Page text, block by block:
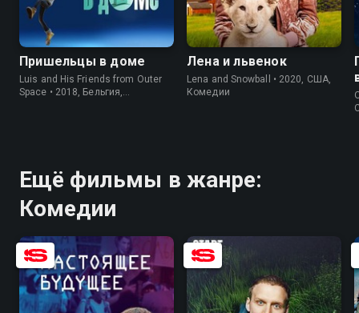
7.2
Пришельцы в доме
Luis and His Friends from Outer
Space • 2018, Бельгия,
7.8 5.4
Лена и львенок
Lena and Snowball • 2020, США,
Комедии
Ещё фильмы в жанре:
Комедии